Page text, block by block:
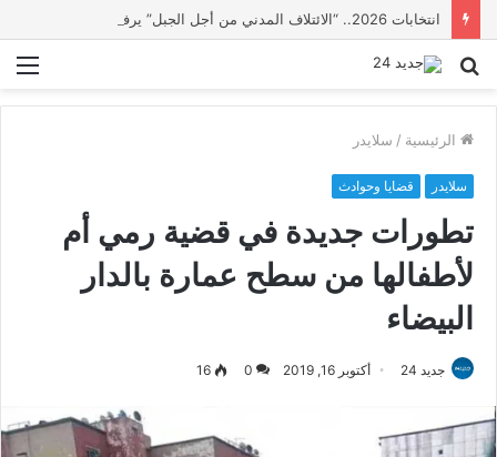
بحث
الرئيسية / سلايدر
سلايدر قضايا وحوادث
تطورات جديدة في قضية رمي أم
لأطفالها من سطح عمارة بالدار
البيضاء
جديد 24 أكتوبر 16, 2019 0
16